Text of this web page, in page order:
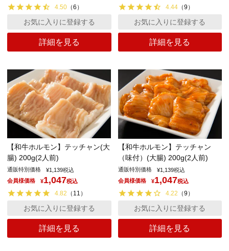
4.50 （6 ）
詳細を見る
お気に入りに登録する
4.44（9 ）
詳細を見る
お気に入りに登録する
【和牛ホルモン】テッチャン(大
腸) 200g(2人前)
通販特別価格 ¥1,139税込
会員様価格
¥1,047税込
4.82 （ 11 ）
詳細を見る
お気に入りに登録する
【和牛ホルモン】テッチャン
（味付）(大腸) 200g(2人前)
通販特別価格 ¥1,139税込
会員様価格
¥1,047税込
4.22 （9 ）
詳細を見る
お気に入りに登録する